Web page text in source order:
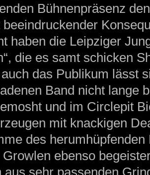
Bühnenpräsenz
haben die Leipziger
die es samt schicken
das Publikum lässt
Band nicht lange
und im Circlepit
mit knackigen
des
ebenso
aus sehr passenden